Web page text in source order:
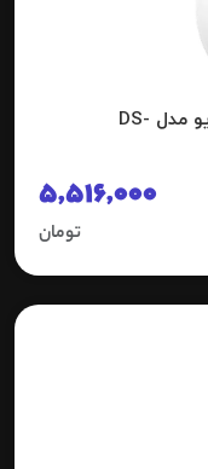
آشکار ساز دوگانه با تکنولوژی مایکروویو مدل DS-
5,516,000
تومان